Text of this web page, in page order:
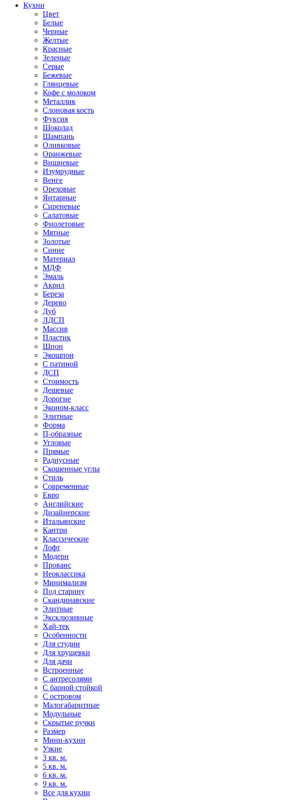
Кухни
Цвет
Белые
Черные
Желтые
Красные
Зеленые
Серые
Бежевые
Глянцевые
Кофе с молоком
Металлик
Слоновая кость
Фуксия
Шоколад
Шампань
Оливковые
Оранжевые
Вишневые
Изумрудные
Венге
Ореховые
Янтарные
Сиреневые
Салатовые
Фиолетовые
Мятные
Золотые
Синие
Материал
МДФ
Эмаль
Акрил
Береза
Дерево
Дуб
ЛДСП
Массив
Пластик
Шпон
Экошпон
С патиной
ДСП
Стоимость
Дешевые
Дорогие
Эконом-класс
Элитные
Форма
П-образные
Угловые
Прямые
Радиусные
Скошенные углы
Стиль
Современные
Евро
Английские
Дизайнерские
Итальянские
Кантри
Классические
Лофт
Модерн
Прованс
Неоклассика
Минимализм
Под старину
Скандинавские
Элитные
Эксклюзивные
Хай-тек
Особенности
Для студии
Для хрущевки
Для дачи
Встроенные
С антресолями
С барной стойкой
С островом
Малогабаритные
Модульные
Скрытые ручки
Размер
Мини-кухни
Узкие
3 кв. м.
5 кв. м.
6 кв. м.
9 кв. м.
Все для кухни